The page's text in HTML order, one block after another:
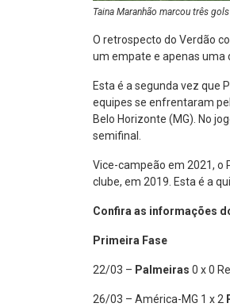
Taina Maranhão marcou três
O retrospecto do Verdão
um empate e apenas uma
Esta é a segunda vez que
equipes se enfrentaram
Belo Horizonte (MG). No
semifinal.
Vice-campeão em 2021, o
clube, em 2019. Esta é a
Confira as informações
Primeira Fase
22/03 – Palmeiras 0 x 0
26/03 – América-MG 1 x 2